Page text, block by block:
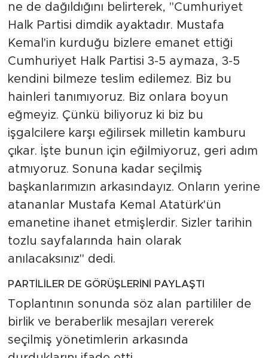
ne de dağıldığını belirterek, "Cumhuriyet
Halk Partisi dimdik ayaktadır. Mustafa
Kemal'in kurduğu bizlere emanet ettiği
Cumhuriyet Halk Partisi 3-5 aymaza, 3-5
kendini bilmeze teslim edilemez. Biz bu
hainleri tanımıyoruz. Biz onlara boyun
eğmeyiz. Çünkü biliyoruz ki biz bu
işgalcilere karşı eğilirsek milletin kamburu
çıkar. İşte bunun için eğilmiyoruz, geri adım
atmıyoruz. Sonuna kadar seçilmiş
başkanlarımızın arkasındayız. Onların yerine
atananlar Mustafa Kemal Atatürk'ün
emanetine ihanet etmişlerdir. Sizler tarihin
tozlu sayfalarında hain olarak
anılacaksınız" dedi.
PARTİLİLER DE GÖRÜŞLERİNİ PAYLAŞTI
Toplantının sonunda söz alan partililer de
birlik ve beraberlik mesajları vererek
seçilmiş yönetimlerin arkasında